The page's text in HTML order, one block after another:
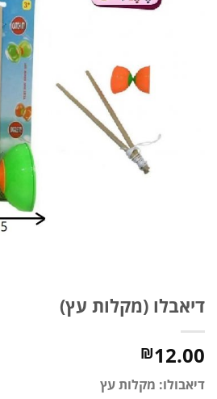
דיאבלו (מקלות עץ)
₪12.00
דיאבולו: מקלות עץ